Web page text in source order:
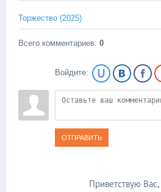
Торжество (2025)
Всего комментариев: 0
Войдите:
ОТПРАВИТЬ
Приветствую Вас,